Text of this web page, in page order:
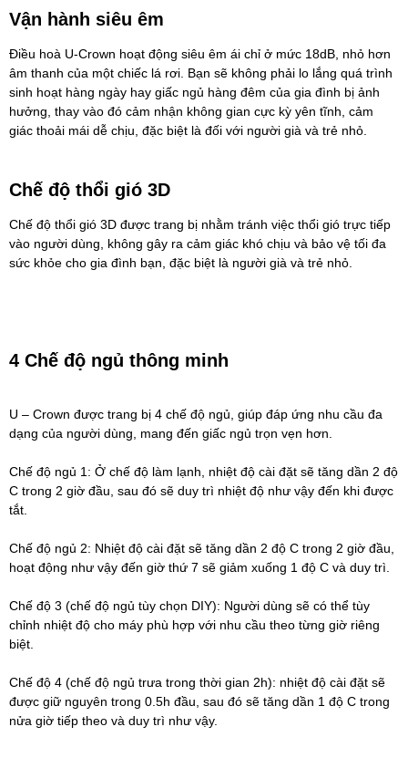
Vận hành siêu êm
Điều hoà U-Crown hoạt động siêu êm ái chỉ ở mức 18dB, nhỏ hơn
âm thanh của một chiếc lá rơi. Bạn sẽ không phải lo lắng quá trình
sinh hoạt hàng ngày hay giấc ngủ hàng đêm của gia đình bị ảnh
hưởng, thay vào đó cảm nhận không gian cực kỳ yên tĩnh, cảm
giác thoải mái dễ chịu, đặc biệt là đối với người già và trẻ nhỏ.
Chế độ thổi gió 3D
Chế độ thổi gió 3D được trang bị nhằm tránh việc thổi gió trực tiếp
vào người dùng, không gây ra cảm giác khó chịu và bảo vệ tối đa
sức khỏe cho gia đình bạn, đặc biệt là người già và trẻ nhỏ.
4 Chế độ ngủ thông minh
U – Crown được trang bị 4 chế độ ngủ, giúp đáp ứng nhu cầu đa
dạng của người dùng, mang đến giấc ngủ trọn vẹn hơn.
Chế độ ngủ 1: Ở chế độ làm lạnh, nhiệt độ cài đặt sẽ tăng dần 2 độ
C trong 2 giờ đầu, sau đó sẽ duy trì nhiệt độ như vậy đến khi được
tắt.
Chế độ ngủ 2: Nhiệt độ cài đặt sẽ tăng dần 2 độ C trong 2 giờ đầu,
hoạt động như vậy đến giờ thứ 7 sẽ giảm xuống 1 độ C và duy trì.
Chế độ 3 (chế độ ngủ tùy chọn DIY): Người dùng sẽ có thể tùy
chỉnh nhiệt độ cho máy phù hợp với nhu cầu theo từng giờ riêng
biệt.
Chế độ 4 (chế độ ngủ trưa trong thời gian 2h): nhiệt độ cài đặt sẽ
được giữ nguyên trong 0.5h đầu, sau đó sẽ tăng dần 1 độ C trong
nửa giờ tiếp theo và duy trì như vậy.